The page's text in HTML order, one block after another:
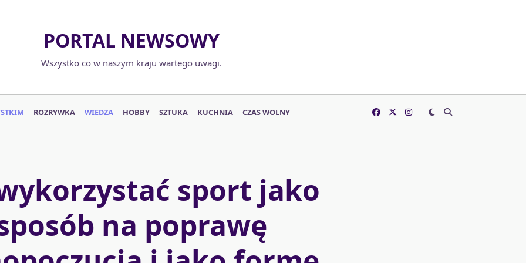
PORTAL NEWSOWY
Wszystko co w naszym kraju wartego uwagi.
ROZRYWKA WIEDZA HOBBY SZTUKA KUCHNIA CZAS WOLNY
sport jako
na poprawę